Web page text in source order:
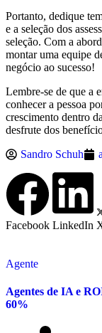
Portanto, dedique
e a seleção dos
seleção. Com a
montar uma equipe
negócio ao sucesso!
Lembre-se de que a
conhecer a pessoa
crescimento dentro
desfrute dos
Sandro Schuh
Facebook LinkedIn
Agente
Agentes de IA e
60%